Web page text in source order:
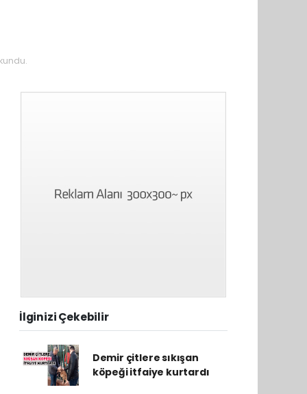
İlginizi Çekebilir
Demir çitlere sıkışan
köpeği itfaiye kurtardı